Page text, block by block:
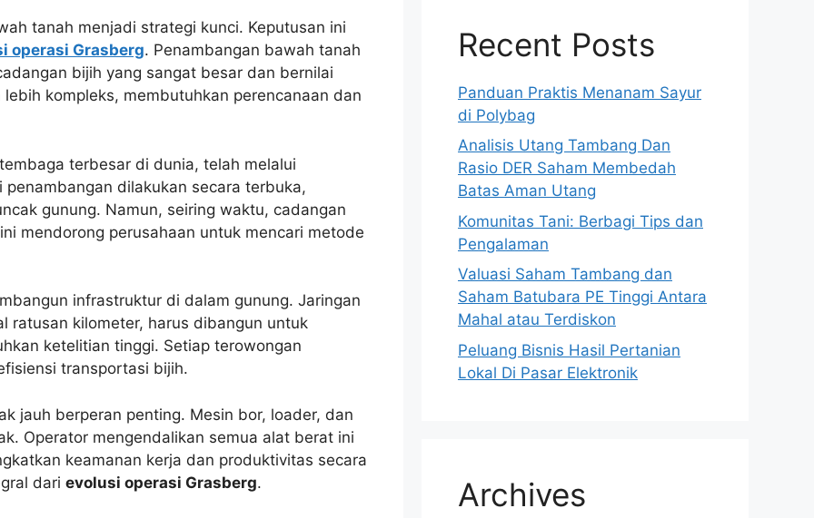
tanah menjadi strategi kunci. Keputusan ini
operasi Grasberg. Penambangan bawah tanah
bijih yang sangat besar dan bernilai
kompleks, membutuhkan perencanaan dan
terbesar di dunia, telah melalui
dilakukan secara terbuka,
gunung. Namun, seiring waktu, cadangan
mendorong perusahaan untuk mencari metode
infrastruktur di dalam gunung. Jaringan
ratusan kilometer, harus dibangun untuk
ketelitian tinggi. Setiap terowongan
transportasi bijih.
jauh berperan penting. Mesin bor, loader, dan
Operator mengendalikan semua alat berat ini
keamanan kerja dan produktivitas secara
dari evolusi operasi Grasberg.
Recent Posts
Panduan Praktis Menanam Sayur
di Polybag
Analisis Utang Tambang Dan
Rasio DER Saham Membedah
Batas Aman Utang
Komunitas Tani: Berbagi Tips dan
Pengalaman
Valuasi Saham Tambang dan
Saham Batubara PE Tinggi Antara
Mahal atau Terdiskon
Peluang Bisnis Hasil Pertanian
Lokal Di Pasar Elektronik
Archives